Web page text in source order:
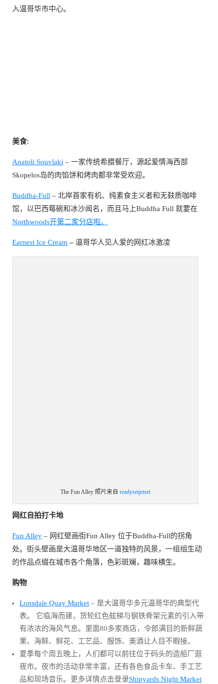
入温哥华市中心。
美食:
Anatoli Souvlaki – 一家传统希腊餐厅，源起爱情海西部
Skopelos岛的肉馅饼和烤肉都非常受欢迎。
Buddha-Full – 北岸首家有机、纯素食主义者和无麸质咖啡
馆，以巴西莓碗和冰沙闻名，而且马上Buddha Full 就要在
Northwoods开第二家分店啦。
Earnest Ice Cream – 温哥华人见人爱的网红冰激凌
The Fun Alley 照片来自 readysetjetset
网红自拍打卡地
Fun Alley – 网红壁画街Fun Alley 位于Buddha-Full的拐角
处。街头壁画是大温哥华地区一道独特的风景，一组组生动
的作品点缀在城市各个角落，色彩斑斓，趣味横生。
购物
Lonsdale Quay Market – 是大温哥华多元温哥华的典型代
表。 它临海而建，货轮红色舷梯与钢铁骨架元素的引入带
有浓浓的海风气息。里面80多家商店，令郎满目的新鲜蔬
果、海鲜、鲜花、工艺品、服饰、美酒让人目不暇接。
夏季每个周五晚上，人们都可以前往位于码头的造船厂逛
夜市。夜市的活动非常丰富，还有各色食品卡车、手工艺
品和现场音乐。更多详情点击登录Shipyards Night Market